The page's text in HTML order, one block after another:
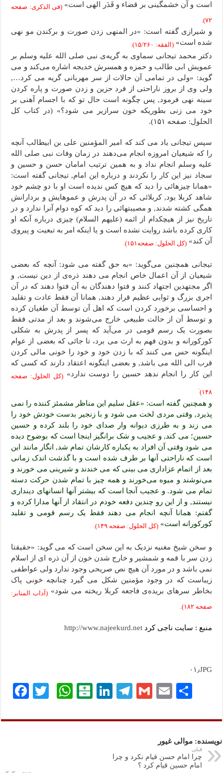
است و آن خشمگینی بر قضاء و قَدَر الهی است»(فی الذکری: صفحه
۷۲).
و شیرازی گفته است: «در المنهی زدن صورت و برکندن مو نهی
شده است»(الفقه: ۱۵/۲۶۰).
دکتر محمد تیجانی سماوی به گریه‌ی نبی صلى الله علیه وسلم بر
عمویش ابی طالب و حمزه و همسرش خدیجه اشاره می‌کند و می
گوید: «ولی در تمامی آن حالات از سر مهربانی گریه می کرد…,
ولی وی از بروز ناراحتی از فرد حزین و زدن صورت و پاره کردن
سینه نهی فرمود, پس چگونه است حال تو که با اجسام آهنی بر
خود می زنی بطوریکه خون سرازیر می شود؟» (در کتاب کل
الحلول: صفحه ۱۵۱).
سپس تیجانی یاد می کند که امیر المؤمنین علی بن ابیطالب آنچه
را که شیعیان امروزه انجام می‌دهند در زمان وفات نبی صلى الله
علیه وسلم انجام نداد و به همین ترتیب امامان حسن و حسین و
سجاد نیز این کار را نکردند و درباره این امام, تیجانی گفته است:
«همانا چیزهائی را دید که هیچ کس ندیده است او با دو چشم خود
شاهد کربلا بود, کربلائی که در آن پدرش و عموهایش و بردارانش
همگی کشته شدند, و مصیبتهائی را دید که کوه دوام آنرا ندارد و در
تاریخ نیز از هیچکدام از ائمه (علیهم السلام) چیزی درباره آنکه او
کاری کرده باشد روایت نشده است و یا اینکه امر به تبعیت و پیروی
آن کند»(کل الحلول: صفحه۱۵۱).
تیجانی همچنین می‌گوید: «به حق گفته می شود: آنچه که بعضی
شیعیان از آن اعمال خاص انجام می دهند ذره‌ی از دین نیست, و
اگر مجتهدین اجتهاد کنند و فتوا دهندگان به آن فتوا دهند که در آن
اجری بزرگ و ثوابی عظیم قرار دهند, همانا آن فقط عادت و تقلید
و احساسی برخورد کردن است که اهل آن توسط آن طغیان کرده
و توسط آن از حالت طبیعی خارج می‌شوند و بعد از مدتی فقط
بصورت یک رسم قومی در می‌آید که پسر از پدرش به شکلی
کورکورانه و بدون فهم به ارث می برد، تا جائی که بعضی از عوام
اینگونه حس می کنند که با زدن خود و خود را خونی مالی کردن
قرب الی الله می باشد, و بعضی اینگونه اعتقاد دارند که کسی که
این کار را انجام ندهد حسین را دوست ندارد»(کل الحلول: صفحه
۱۴۸)
.
و همچنین گفته است: «عقل سلیم این مناظر مشمئز کننده را نمی
پذیرد, وقتی مردی لخت می شود و با زنجیر بدست خودش خود را
می زند و به طرزی دیوانه وار صدای خود را بلند کرده و حسین
حسین؛ می کند, و عجیب و شک برانگیز اینجا است که بوضوح دیده
می شود وقتی آن افراد به یکباره کارشان تمام شد, انگار مانند این
است که ناراحتی آنها بر طرف شده است و با گذشت اندک زمانی
بعد از اتمام عزاداری می بینی که می خندند و شیرینی می خورند و
می‌نوشند و میوه می‌خورند و همه چیز با تمام شدن حرکت دسته
تمام می شود. و عجیب آنجا است که بیشتر آنها انسانهای دینداری
نیستند, و از این رو چندین دفعه خودم در انتقاد از آنها مدارا کرده و
گفتم: همانا آنچه انجام می دهند فقط یک رسم قومی و تقلید
کورکورانه است» (کل الحلول: صفحه ۱۴۹).
و سخن شیخ مغنیه نزدیک به این سخن است که می گوید: «حقیقتا
زدن سر با قمه و شمشیر و خارج شدن خون از آن ذره ای از اسلام
نمی باشد و در مورد آن هیچ نص صریحی وجود ندارد ولی عواطفی
زیباست که در وجود مؤمنین شکل می گیرد چنانچه خونی پاک
بخاطر سرهای بریده‌ی فاجعه کربلا ریخته می شود»(آداب المنابر:
صفحه ۱۸۲).
منبع : سایت ناجی کردhttp://www.najeekurd.net
۰۱٫JPG
Fa
bo tte
W
ts
B
at
Li
ed
Te
gr
m
G
ail
E
ail تر
ا
ک
نویسنده: موالی غیور
قبلی
چرا امام حسن قیام نکرد و چرا
امام حسین قیام کرد ؟